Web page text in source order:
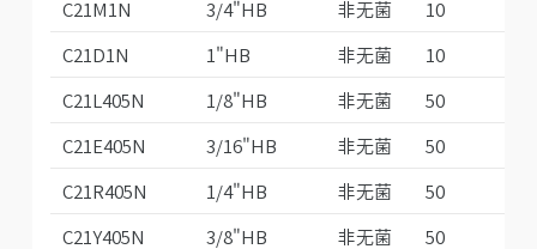
C21M1N
3/4"HB 非无菌 10
C21D1N
1"HB 非无菌 10
C21L405N
1/8"HB 非无菌 50
C21E405N
3/16"HB 非无菌 50
C21R405N
1/4"HB 非无菌 50
C21Y405N
3/8"HB 非无菌 50